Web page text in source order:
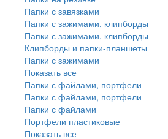
Папки с завязками
Папки с зажимами, клипборды
Папки с зажимами, клипборды
Клипборды и папки-планшеты
Папки с зажимами
Показать все
Папки с файлами, портфели
Папки с файлами, портфели
Папки с файлами
Портфели пластиковые
Показать все